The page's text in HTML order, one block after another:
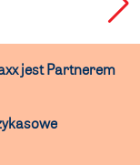
jest Partnerem